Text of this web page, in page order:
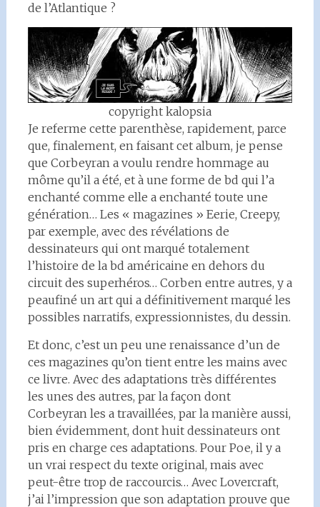
de l’Atlantique ?
copyright kalopsia
Je referme cette parenthèse, rapidement, parce
que, finalement, en faisant cet album, je pense
que Corbeyran a voulu rendre hommage au
môme qu’il a été, et à une forme de bd qui l’a
enchanté comme elle a enchanté toute une
génération… Les « magazines » Eerie, Creepy,
par exemple, avec des révélations de
dessinateurs qui ont marqué totalement
l’histoire de la bd américaine en dehors du
circuit des superhéros… Corben entre autres, y a
peaufiné un art qui a définitivement marqué les
possibles narratifs, expressionnistes, du dessin.
Et donc, c’est un peu une renaissance d’un de
ces magazines qu’on tient entre les mains avec
ce livre. Avec des adaptations très différentes
les unes des autres, par la façon dont
Corbeyran les a travaillées, par la manière aussi,
bien évidemment, dont huit dessinateurs ont
pris en charge ces adaptations. Pour Poe, il y a
un vrai respect du texte original, mais avec
peut-être trop de raccourcis… Avec Lovercraft,
j’ai l’impression que son adaptation prouve que